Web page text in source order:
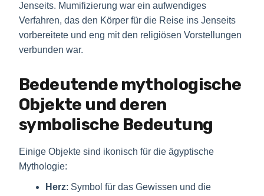
Jenseits. Mumifizierung war ein aufwendiges
Verfahren, das den Körper für die Reise ins Jenseits
vorbereitete und eng mit den religiösen Vorstellungen
verbunden war.
Bedeutende mythologische
Objekte und deren
symbolische Bedeutung
Einige Objekte sind ikonisch für die ägyptische
Mythologie:
Herz: Symbol für das Gewissen und die